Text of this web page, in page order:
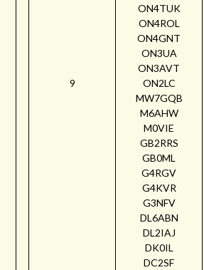
9
ON4TUK
ON4ROL
ON4GNT
ON3UA
ON3AVT
ON2LC
MW7GQB
M6AHW
M0VIE
GB2RRS
GB0ML
G4RGV
G4KVR
G3NFV
DL6ABN
DL2IAJ
DK0IL
DC2SF